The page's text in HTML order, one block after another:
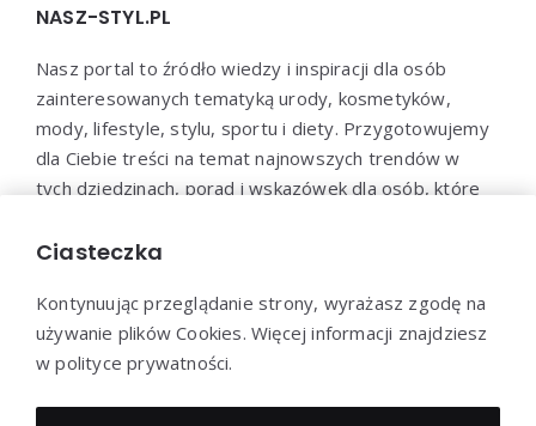
NASZ-STYL.PL
Nasz portal to źródło wiedzy i inspiracji dla osób
zainteresowanych tematyką urody, kosmetyków,
mody, lifestyle, stylu, sportu i diety. Przygotowujemy
dla Ciebie treści na temat najnowszych trendów w
tych dziedzinach, porad i wskazówek dla osób, które
Dołącz do naszej społeczności i bądź na bieżąco z
Ciasteczka
Kontynuując przeglądanie strony, wyrażasz zgodę na
używanie plików Cookies. Więcej informacji znajdziesz
w polityce prywatności.